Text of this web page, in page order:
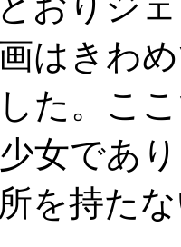
はきわ
た。こ
女であ
を持た